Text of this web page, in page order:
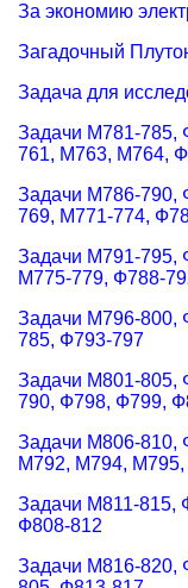
За экономию
Загадочный
Задача для
Задачи М781-785,
761, М763, М764,
Задачи М786-790,
769, М771-774,
Задачи М791-795,
М775-779, Ф788-
Задачи М796-800,
785, Ф793-797
Задачи М801-805,
790, Ф798, Ф799,
Задачи М806-810,
М792, М794, М795,
Задачи М811-815,
Ф808-812
Задачи М816-820,